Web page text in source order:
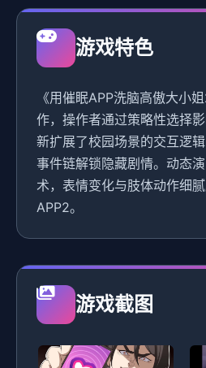
游戏特色
《用催眠APP洗脑高傲大小
作，操作者通过策略性选择
新扩展了校园场景的交互逻
事件链解锁隐藏剧情。动态
术，表情变化与肢体动作细
APP2。
游戏截图